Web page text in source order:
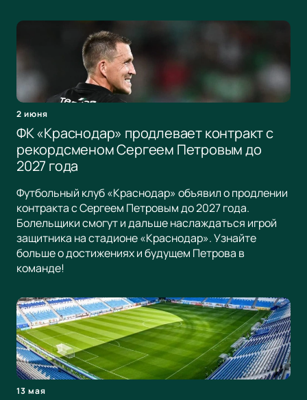
2 июня
ФК «Краснодар» продлевает контракт с
рекордсменом Сергеем Петровым до
2027 года
Футбольный клуб «Краснодар» объявил о продлении
контракта с Сергеем Петровым до 2027 года.
Болельщики смогут и дальше наслаждаться игрой
защитника на стадионе «Краснодар». Узнайте
больше о достижениях и будущем Петрова в
команде!
13 мая